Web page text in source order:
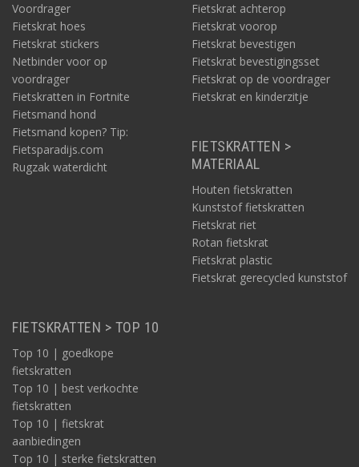
Voordrager
Fietskrat hoes
Fietskrat stickers
Netbinder voor op
voordrager
Fietskratten in Fortnite
Fietsmand hond
Fietsmand kopen? Tip:
Fietsparadijs.com
Rugzak waterdicht
Fietskrat achterop
Fietskrat voorop
Fietskrat bevestigen
Fietskrat bevestigingsset
Fietskrat op de voordrager
Fietskrat en kinderzitje
FIETSKRATTEN >
MATERIAAL
Houten fietskratten
Kunststof fietskratten
Fietskrat riet
Rotan fietskrat
Fietskrat plastic
Fietskrat gerecycled kunststof
FIETSKRATTEN > TOP 10
Top 10 | goedkope
fietskratten
Top 10 | best verkochte
fietskratten
Top 10 | fietskrat
aanbiedingen
Top 10 | sterke fietskratten